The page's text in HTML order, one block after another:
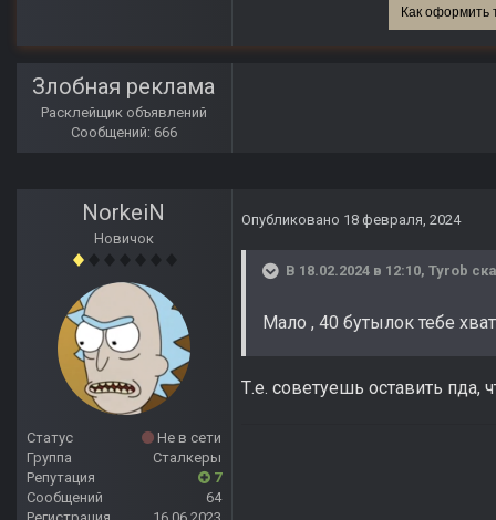
Как оформить
Злобная реклама
Расклейщик объявлений
Сообщений: 666
NorkeiN
Новичок
Статус
Не в сети
Группа
Сталкеры
Репутация
7
Сообщений
64
Опубликовано 18 февраля, 2024
В 18.02.2024 в 12:10, Tyrob
Мало , 40 бутылок тебе
Т.е. советуешь оставить пда,